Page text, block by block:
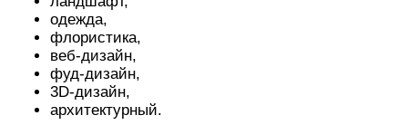
одежда,
флористика,
веб-дизайн,
фуд-дизайн,
3D-дизайн,
архитектурный.